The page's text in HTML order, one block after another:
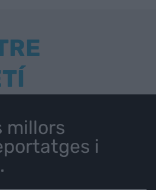
millors
i